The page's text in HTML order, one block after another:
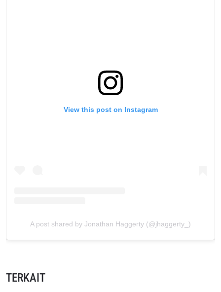
View this post on Instagram
A post shared by Jonathan Haggerty (@jhaggerty_)
TERKAIT
LIHAT SOROTAN TERBAIK
BERLANGGANAN
Dengan mengirimkan formulir ini, anda menyetujui
pengumpulan, penggunaan dan pembukaan informasi
anda berdasarkanKebijakan Privasikami. Anda dapat